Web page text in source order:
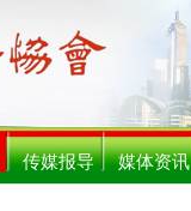
传媒报导 媒体资讯